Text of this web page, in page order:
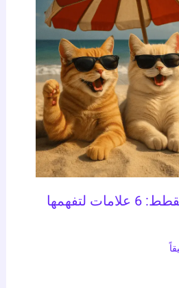
علامات سعادة القطط: 6 علامات لتفهمها